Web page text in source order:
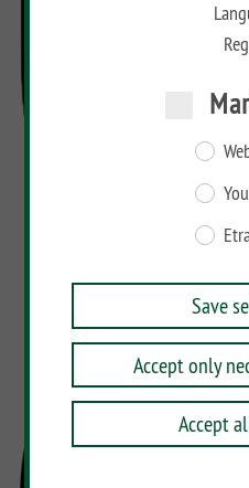
Save
Accept only
Accept